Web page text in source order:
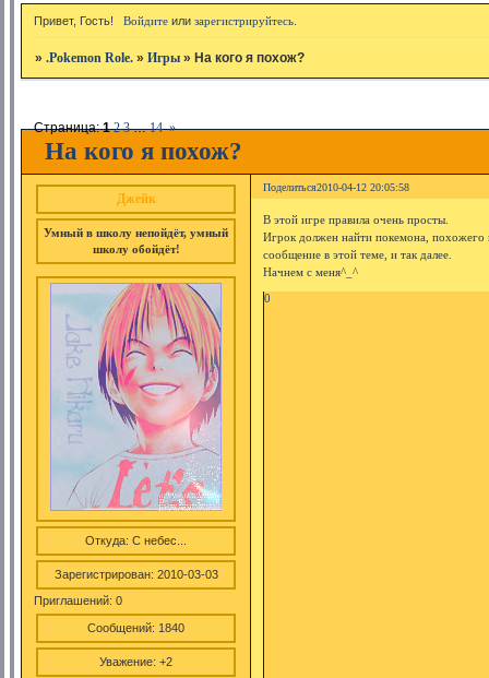
Привет, Гость! Войдитеили зарегистрируйтесь.
».Pokemon Role. »Игры » На кого я похож?
На кого я похож?
Страница:1 2 3 … 14 »
Поделиться2010-04-12 20:05:58
Джейк
Умный в школу непойдёт, умный
школу обойдёт!
Откуда: С небес...
Зарегистрирован: 2010-03-03
Приглашений: 0
Сообщений: 1840
Уважение: +2
В этой игре правила очень просты.
Игрок должен найти покемона, похожего
сообщение в этой теме, и так далее.
Начнем с меня^_^
0